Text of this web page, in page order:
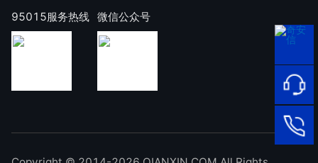
95015
网络安
全服务
热线
在线客
样本上报
奇安信天守安全软件
技术研究院
补天漏洞响应平台
公司简介
公司新闻
进出口合规声明
95015服务热线 微信公众号